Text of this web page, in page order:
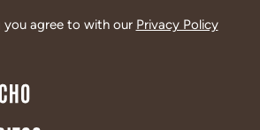
you agree to with our Privacy Policy